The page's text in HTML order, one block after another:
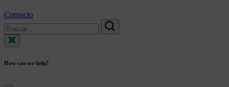
Contacto
Search
for:
Search
How can we help?